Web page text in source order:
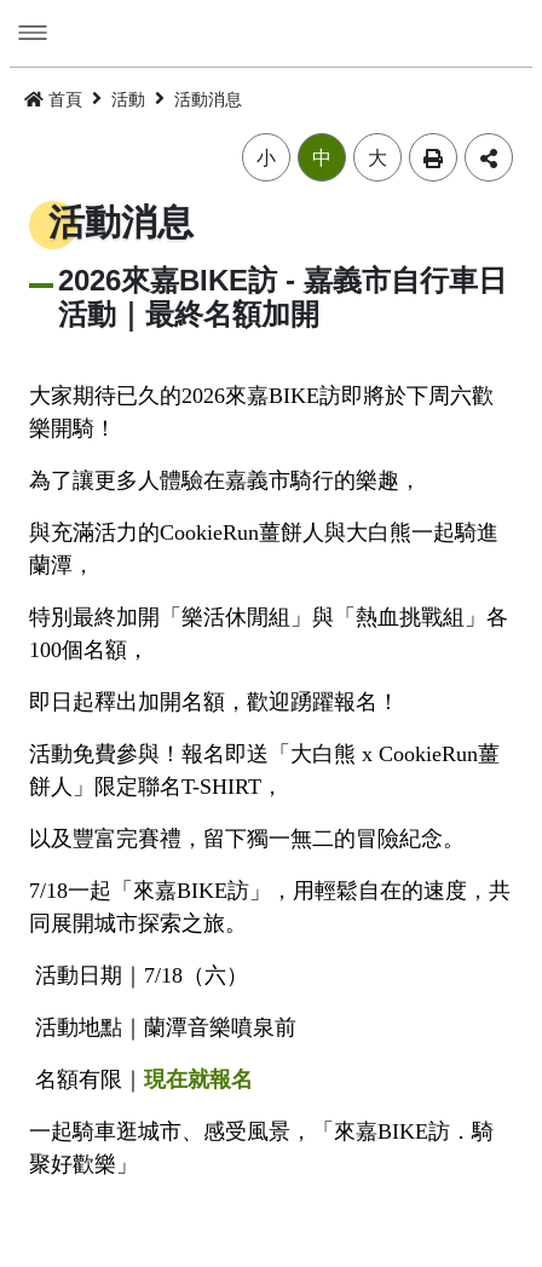
到
要
公告訊息
嘉義市觀光年曆
精選景點
主題摺頁
嘉義市借問站總覽地圖
旅遊公告
🚲來嘉BIKE訪🚲
轉知訊息
美食
嘉義雞肉飯
火雞肉飯的起源
嘉市好店
烘培金麥方獎
金質獎
金搖獎
建議遊程
廟宇朝聖感受愛與能量，好運齊聚來嘉有保庇
細品檜木與白酒故鄉，古今串聯的嘉香好味道
單車穿梭夢幻金黃街道，低碳慢旅步步有嘉景
在茶與木共譜的綠色嘉鄉，尋得一處舒心的療癒美地
沐浴在紫色的溫柔花海，為日常添加一點浪漫甜味
穿越舊城時光 嚐遍嘉義市食光
木都的香氣，畫都的色彩 用永續步伐收藏嘉義市的
雙重風華
套裝遊程
公車遊程
臺灣旅宿網
嘉義市合法旅館下載
嘉義市合法民宿下載
其他公告
如何來嘉義市
市區公共運輸服務
公車資訊
BRT
阿里山林鐵主題列車
多媒體
畫嘉義
影嘉義
語音導覽
⭐嘉市潮選店 2.0⭐
中文版
简中版
English
日本語
한국어
網站導覽
嘉義市政府
首頁 活動 活動消息
小 中 大
活動消息
2026來嘉BIKE訪 - 嘉義市自行車日
活動｜最終名額加開
大家期待已久的2026來嘉BIKE訪即將於下周六歡
樂開騎！
為了讓更多人體驗在嘉義市騎行的樂趣，
與充滿活力的CookieRun薑餅人與大白熊一起騎進
蘭潭，
特別最終加開「樂活休閒組」與「熱血挑戰組」各
100個名額，
即日起釋出加開名額，歡迎踴躍報名！
活動免費參與！報名即送「大白熊 x CookieRun薑
餅人」限定聯名T-SHIRT，
以及豐富完賽禮，留下獨一無二的冒險紀念。
7/18一起「來嘉BIKE訪」，用輕鬆自在的速度，共
同展開城市探索之旅。
活動日期｜7/18（六）
活動地點｜蘭潭音樂噴泉前
名額有限｜ 現在就報名
一起騎車逛城市、感受風景，「來嘉BIKE訪．騎
聚好歡樂」